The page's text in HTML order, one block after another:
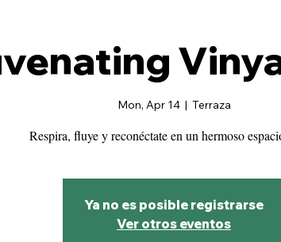
Mon, Apr 14
  |
Terraza
Respira, fluye y reconéctate en un hermoso
Ya no es posible registrarse
Ver otros eventos